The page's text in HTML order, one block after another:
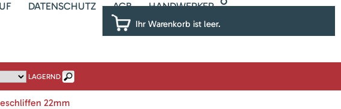
DATENSCHUTZ AGB HANDWERKER
Ihr Warenkorb ist leer.
LAGERND
22mm